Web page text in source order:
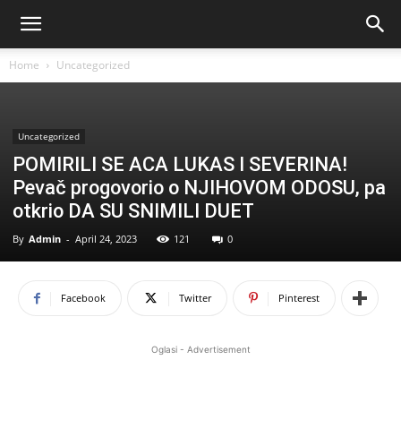
Home Uncategorized
Uncategorized
POMIRILI SE ACA LUKAS I SEVERINA!
Pevač progovorio o NJIHOVOM ODOSU, pa
otkrio DA SU SNIMILI DUET
By Admin - April 24, 2023 121 0
Facebook Twitter Pinterest
Oglasi - Advertisement